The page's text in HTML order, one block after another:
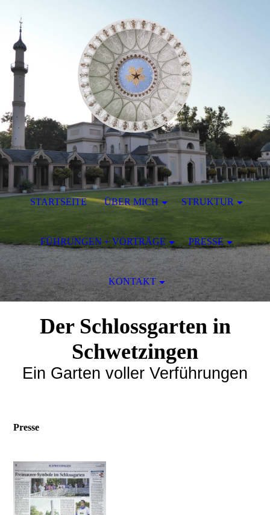
Der Schlossgarten in
Schwetzingen
Ein Garten voller Verführungen
Presse
STARTSEITE ÜBER MICH STRUKTUR
FÜHRUNGEN + VORTRÄGE PRESSE
KONTAKT